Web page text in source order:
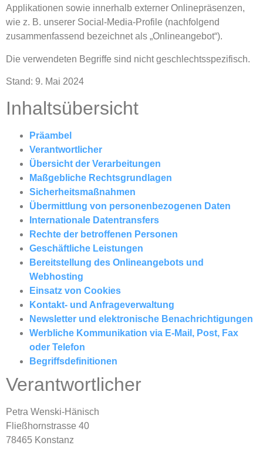
Applikationen sowie innerhalb externer Onlinepräsenzen,
wie z. B. unserer Social-Media-Profile (nachfolgend
zusammenfassend bezeichnet als „Onlineangebot“).
Die verwendeten Begriffe sind nicht geschlechtsspezifisch.
Stand: 9. Mai 2024
Inhaltsübersicht
Präambel
Verantwortlicher
Übersicht der Verarbeitungen
Maßgebliche Rechtsgrundlagen
Sicherheitsmaßnahmen
Übermittlung von personenbezogenen Daten
Internationale Datentransfers
Rechte der betroffenen Personen
Geschäftliche Leistungen
Bereitstellung des Onlineangebots und
Webhosting
Einsatz von Cookies
Kontakt- und Anfrageverwaltung
Newsletter und elektronische Benachrichtigungen
Werbliche Kommunikation via E-Mail, Post, Fax
oder Telefon
Begriffsdefinitionen
Verantwortlicher
Petra Wenski-Hänisch
Fließhornstrasse 40
78465 Konstanz